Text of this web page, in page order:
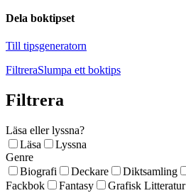
Dela boktipset
Till tipsgeneratorn
FiltreraSlumpa ett boktips
Filtrera
Läsa eller lyssna?
Läsa
Lyssna
Genre
Biografi
Deckare Diktsamling
Fackbok
Fantasy Grafisk Litteratur